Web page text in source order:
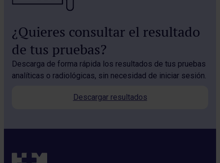
¿Quieres consultar el resultado
de tus pruebas?
Descarga de forma rápida los resultados de tus pruebas
analíticas o radiológicas, sin necesidad de iniciar sesión.
Descargar resultados